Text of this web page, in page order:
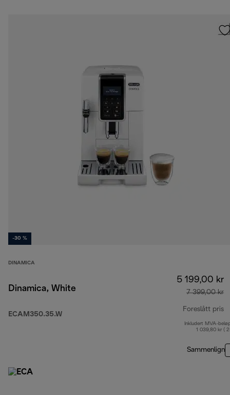
-30 %
DINAMICA
Dinamica, White
ECAM350.35.W
5 199,00 kr
7 399,00 kr
Foreslått pris
Inkludert MVA-
1 039,80 kr (
Sammenlign